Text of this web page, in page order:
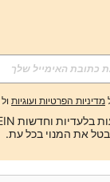
מדיניות הפרטיות ועוגיות ול